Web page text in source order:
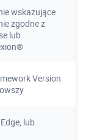
wskazujące
zgodne z
lub
Version
lub